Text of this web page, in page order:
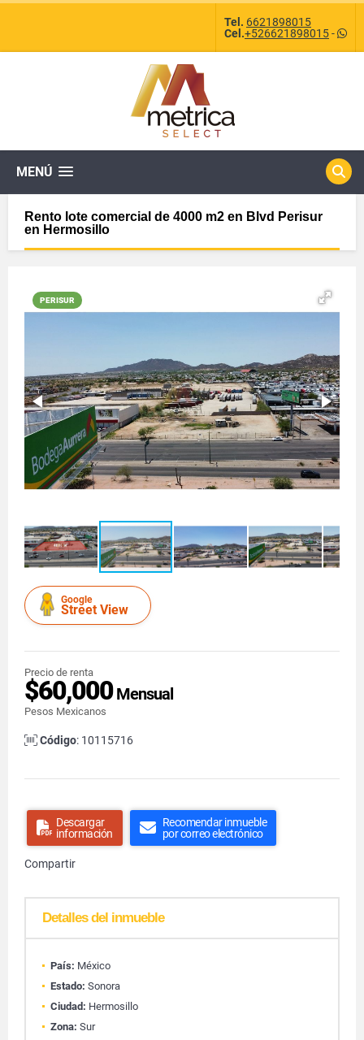
Tel. 6621898015
Cel.+526621898015-
MENÚ
Rento lote comercial de 4000 m2 en Blvd Perisur
en Hermosillo
PERISUR
Google
Street View
Precio de renta
$60,000Mensual
Pesos Mexicanos
Código: 10115716
Descargar
información
Recomendar inmueble
por correo electrónico
Compartir
Detalles del inmueble
País: México
Estado: Sonora
Ciudad: Hermosillo
Zona: Sur